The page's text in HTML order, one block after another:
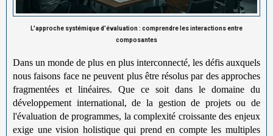
L'approche systémique d’évaluation : comprendre les interactions entre
composantes
Dans un monde de plus en plus interconnecté, les défis auxquels
nous faisons face ne peuvent plus être résolus par des approches
fragmentées et linéaires. Que ce soit dans le domaine du
développement international, de la gestion de projets ou de
l'évaluation de programmes, la complexité croissante des enjeux
exige une vision holistique qui prend en compte les multiples